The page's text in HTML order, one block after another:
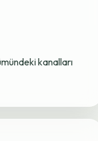
kanalları